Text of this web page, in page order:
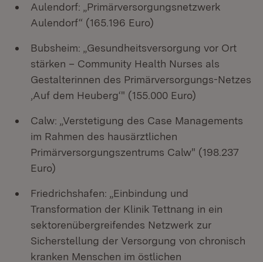
Aulendorf: „Primärversorgungsnetzwerk
Aulendorf“ (165.196 Euro)
Bubsheim: „Gesundheitsversorgung vor Ort
stärken – Community Health Nurses als
Gestalterinnen des Primärversorgungs-Netzes
‚Auf dem Heuberg‘" (155.000 Euro)
Calw: „Verstetigung des Case Managements
im Rahmen des hausärztlichen
Primärversorgungszentrums Calw" (198.237
Euro)
Friedrichshafen: „Einbindung und
Transformation der Klinik Tettnang in ein
sektorenübergreifendes Netzwerk zur
Sicherstellung der Versorgung von chronisch
kranken Menschen im östlichen